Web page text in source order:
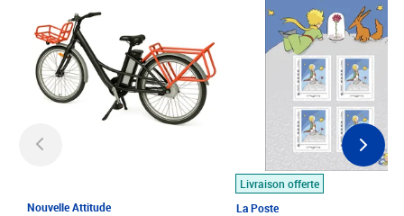
Nouvelle Attitude
Livraison offerte
La Poste